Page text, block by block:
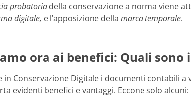
probatoria della conservazione a norma viene
digitale, e l’apposizione della marca temporale.
ora ai benefici: Quali sono
in Conservazione Digitale i documenti contabili
evidenti benefici e vantaggi. Eccone solo alcuni: